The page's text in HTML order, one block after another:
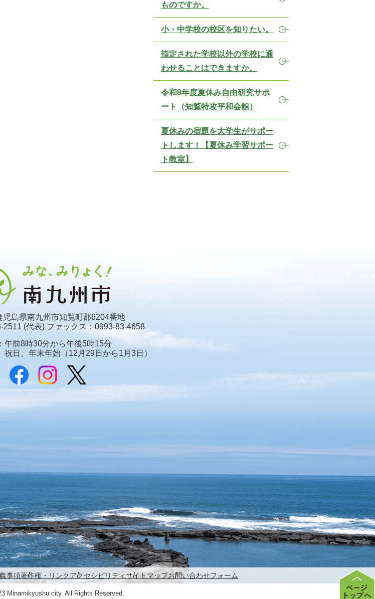
ものですか。
小・中学校の校区を知りたい。
指定された学校以外の学校に通
わせることはできますか。
令和8年度夏休み自由研究サポ
ート（知覧特攻平和会館）
夏休みの宿題を大学生がサポー
トします！【夏休み学習サポー
ト教室】
児島県南九州市知覧町郡6204番地
2511 (代表) ファックス：0993-83-4658
午前8時30分から午後5時15分
祝日、年末年始 （12月29日から1月3日）
事項著作権・リンクアクセシビリティサイトマップお問い合わせフォーム
Minamikyushu city. All Rights Reserved.